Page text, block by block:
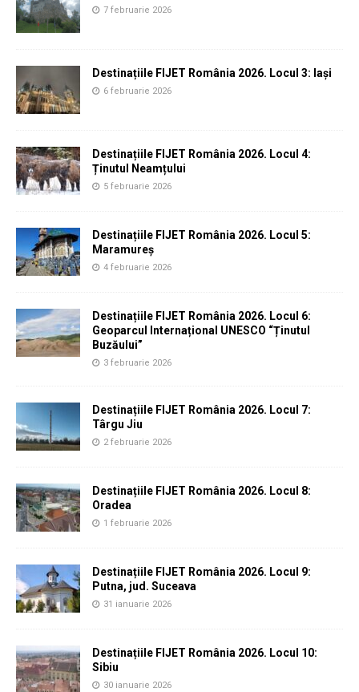
7 februarie 2026
Destinațiile FIJET România 2026. Locul 3: Iași
6 februarie 2026
Destinațiile FIJET România 2026. Locul 4:
Ținutul Neamțului
5 februarie 2026
Destinațiile FIJET România 2026. Locul 5:
Maramureș
4 februarie 2026
Destinațiile FIJET România 2026. Locul 6:
Geoparcul Internațional UNESCO “Ținutul
Buzăului”
3 februarie 2026
Destinațiile FIJET România 2026. Locul 7:
Târgu Jiu
2 februarie 2026
Destinațiile FIJET România 2026. Locul 8:
Oradea
1 februarie 2026
Destinațiile FIJET România 2026. Locul 9:
Putna, jud. Suceava
31 ianuarie 2026
Destinațiile FIJET România 2026. Locul 10:
Sibiu
30 ianuarie 2026